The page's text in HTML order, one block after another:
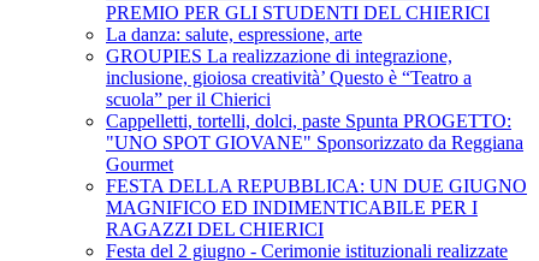
PREMIO PER GLI STUDENTI DEL CHIERICI
La danza: salute, espressione, arte
GROUPIES La realizzazione di integrazione,
inclusione, gioiosa creatività’ Questo è “Teatro a
scuola” per il Chierici
Cappelletti, tortelli, dolci, paste Spunta PROGETTO:
"UNO SPOT GIOVANE" Sponsorizzato da Reggiana
Gourmet
FESTA DELLA REPUBBLICA: UN DUE GIUGNO
MAGNIFICO ED INDIMENTICABILE PER I
RAGAZZI DEL CHIERICI
Festa del 2 giugno - Cerimonie istituzionali realizzate